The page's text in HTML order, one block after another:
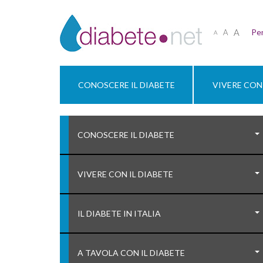
A A A
CONOSCERE IL DIABETE VIVERE
CONOSCERE IL DIABETE
VIVERE CON IL DIABETE
IL DIABETE IN ITALIA
A TAVOLA CON IL DIABETE